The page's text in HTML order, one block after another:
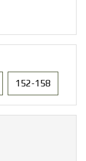
152-158